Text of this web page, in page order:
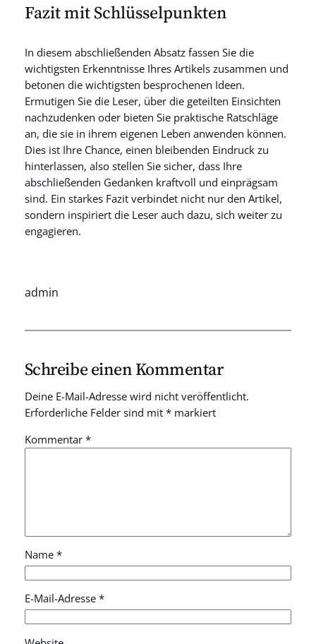
Fazit mit Schlüsselpunkten
In diesem abschließenden Absatz fassen Sie die
wichtigsten Erkenntnisse Ihres Artikels zusammen und
betonen die wichtigsten besprochenen Ideen.
Ermutigen Sie die Leser, über die geteilten Einsichten
nachzudenken oder bieten Sie praktische Ratschläge
an, die sie in ihrem eigenen Leben anwenden können.
Dies ist Ihre Chance, einen bleibenden Eindruck zu
hinterlassen, also stellen Sie sicher, dass Ihre
abschließenden Gedanken kraftvoll und einprägsam
sind. Ein starkes Fazit verbindet nicht nur den Artikel,
sondern inspiriert die Leser auch dazu, sich weiter zu
engagieren.
admin
Schreibe einen Kommentar
Deine E-Mail-Adresse wird nicht veröffentlicht.
Erforderliche Felder sind mit *markiert
Kommentar *
Name *
E-Mail-Adresse *